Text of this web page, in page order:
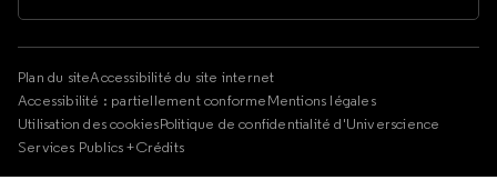
Plan du siteAccessibilité du site internet
Accessibilité : partiellement conformeMentions légales
Utilisation des cookiesPolitique de confidentialité d'Universcience
Services Publics +Crédits